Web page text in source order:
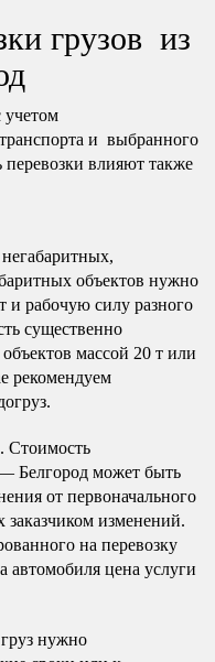
грузов из
и выбранного
влияют также
объектов нужно
и рабочую силу разного
существенно
массой 20 т или
рекомендуем
Стоимость
Белгород может быть
от первоначального
заказчиком изменений.
на перевозку
автомобиля цена услуги
нужно